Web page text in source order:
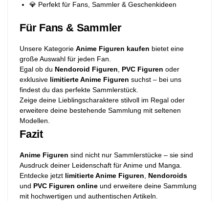
💎 Perfekt für Fans, Sammler & Geschenkideen
Für Fans & Sammler
Unsere Kategorie Anime Figuren kaufen bietet eine
große Auswahl für jeden Fan.
Egal ob du Nendoroid Figuren PVC Figuren oder
exklusive limitierte Anime Figuren suchst – bei uns
findest du das perfekte Sammlerstück.
Zeige deine Lieblingscharaktere stilvoll im Regal oder
erweitere deine bestehende Sammlung mit seltenen
Modellen.
Fazit
Anime Figuren sind nicht nur Sammlerstücke – sie sind
Ausdruck deiner Leidenschaft für Anime und Manga.
Entdecke jetzt limitierte Anime Figuren
Nendoroids
und PVC Figuren online und erweitere deine Sammlung
mit hochwertigen und authentischen Artikeln.